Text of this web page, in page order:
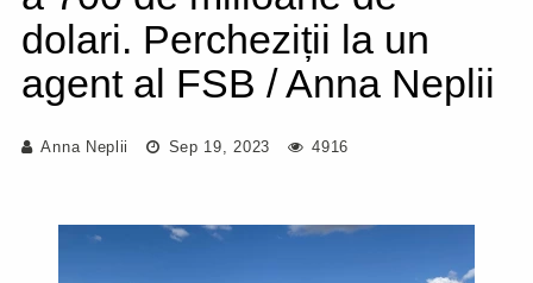
dolari. Percheziții la un
agent al FSB / Anna Neplii
Anna Neplii Sep 19, 2023 4916